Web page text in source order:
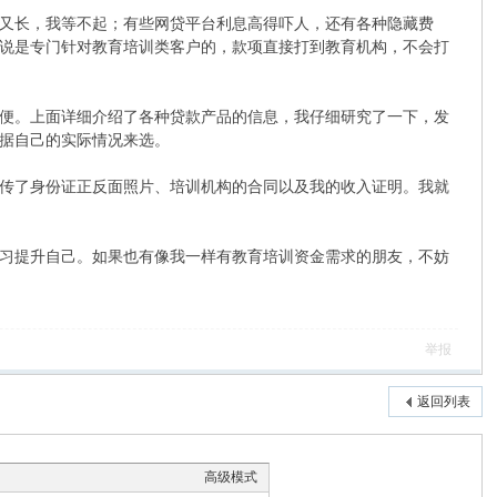
，我等不起；有些网贷平台利息高得吓人，还有各种隐藏费
是专门针对教育培训类客户的，款项直接打到教育机构，不会打
上面详细介绍了各种贷款产品的信息，我仔细研究了一下，发
自己的实际情况来选。
身份证正反面照片、培训机构的合同以及我的收入证明。我就
升自己。如果也有像我一样有教育培训资金需求的朋友，不妨
举报
返回列表
高级模式